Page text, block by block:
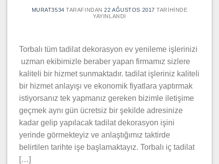
MURAT3534 TARAFINDAN 22 AĞUSTOS 2017 TARIHINDE
YAYINLANDI
Torbalı tüm tadilat dekorasyon ev yenileme işlerinizi
uzman ekibimizle beraber yapan firmamız sizlere
kaliteli bir hizmet sunmaktadır. tadilat işleriniz kaliteli
bir hizmet anlayışı ve ekonomik fiyatlara yaptırmak
istiyorsanız tek yapmanız gereken bizimle iletişime
geçmek aynı gün ücretsiz bir şekilde adresinize
kadar gelip yapılacak tadilat dekorasyon işini
yerinde görmekteyiz ve anlaştığımız taktirde
belirtilen tarihte işe başlamaktayız. Torbalı iç tadilat
[…]